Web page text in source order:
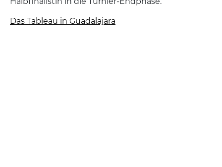
Das Tableau in Guadalajara